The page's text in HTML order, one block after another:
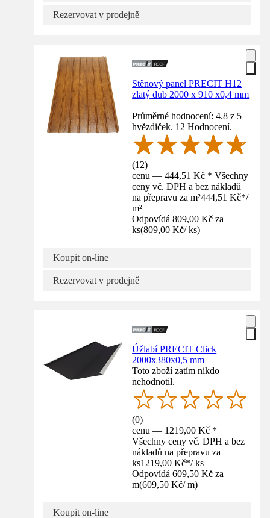
Rezervovat v prodejně
Stěnový panel PRECIT H12
zlatý dub 2000 x 910 x0,4 mm
Průměrné hodnocení: 4.8 z 5
hvězdiček. 12 Hodnocení.
(12)
cenu — 444,51 Kč * Všechny
ceny vč. DPH a bez nákladů
na přepravu za m²444,51 Kč*/
m²
Odpovídá 809,00 Kč za
ks(809,00 Kč/ ks)
Koupit on-line
Rezervovat v prodejně
Úžlabí PRECIT Click
2000x380x0,5 mm
Toto zboží zatím nikdo
nehodnotil.
(0)
cenu — 1219,00 Kč *
Všechny ceny vč. DPH a bez
nákladů na přepravu za
ks1219,00 Kč*/ ks
Odpovídá 609,50 Kč za
m(609,50 Kč/ m)
Koupit on-line